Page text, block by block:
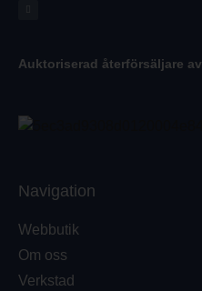
Auktoriserad återförsäljare av
Navigation
Webbutik
Om oss
Verkstad